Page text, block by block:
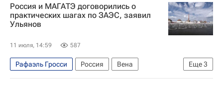
Военная операция США и Израиля против Ирана
Россия и МАГАТЭ договорились о
практических шагах по ЗАЭС, заявил
Ульянов
11 июля, 14:59 587
Еще3
Рафаэль Гросси Россия
Вена
Калининград
Михаил Ульянов (дипломат)